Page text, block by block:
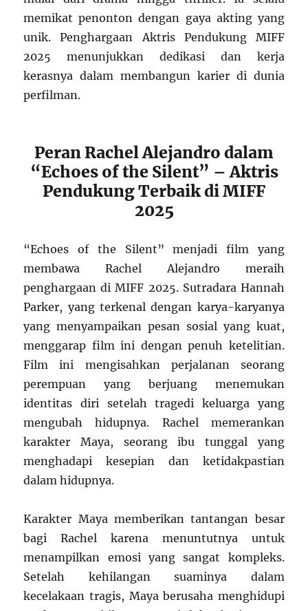
memikat penonton dengan gaya akting yang
unik. Penghargaan Aktris Pendukung MIFF
2025 menunjukkan dedikasi dan kerja
kerasnya dalam membangun karier di dunia
perfilman.
Peran Rachel Alejandro dalam
“Echoes of the Silent” – Aktris
Pendukung Terbaik di MIFF
2025
“Echoes of the Silent” menjadi film yang
membawa Rachel Alejandro meraih
penghargaan di MIFF 2025. Sutradara Hannah
Parker, yang terkenal dengan karya-karyanya
yang menyampaikan pesan sosial yang kuat,
menggarap film ini dengan penuh ketelitian.
Film ini mengisahkan perjalanan seorang
perempuan yang berjuang menemukan
identitas diri setelah tragedi keluarga yang
mengubah hidupnya. Rachel memerankan
karakter Maya, seorang ibu tunggal yang
menghadapi kesepian dan ketidakpastian
dalam hidupnya.
Karakter Maya memberikan tantangan besar
bagi Rachel karena menuntutnya untuk
menampilkan emosi yang sangat kompleks.
Setelah kehilangan suaminya dalam
kecelakaan tragis, Maya berusaha menghidupi